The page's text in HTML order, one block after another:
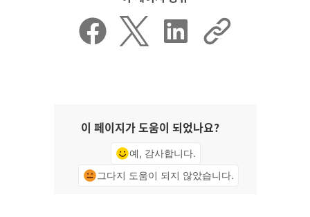
이 페이지가 도움이 되었나요?
예, 감사합니다.
그다지 도움이 되지 않았습니다.